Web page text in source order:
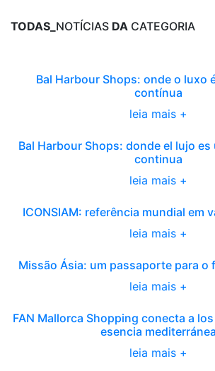
TODAS_ NOTÍCIAS DA CATEGORIA
Bal Harbour Shops: onde o luxo
contínua
leia mais +
Bal Harbour Shops: donde el lujo es
continua
leia mais +
ICONSIAM: referência mundial em
leia mais +
Missão Ásia: um passaporte para o
leia mais +
FAN Mallorca Shopping conecta a
esencia mediterránea
leia mais +